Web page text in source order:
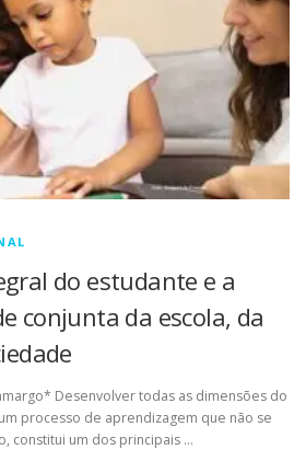
do estudante e a
conjunta da escola, da
Desenvolver todas as dimensões do
processo de aprendizagem que não se
constitui um dos principais …